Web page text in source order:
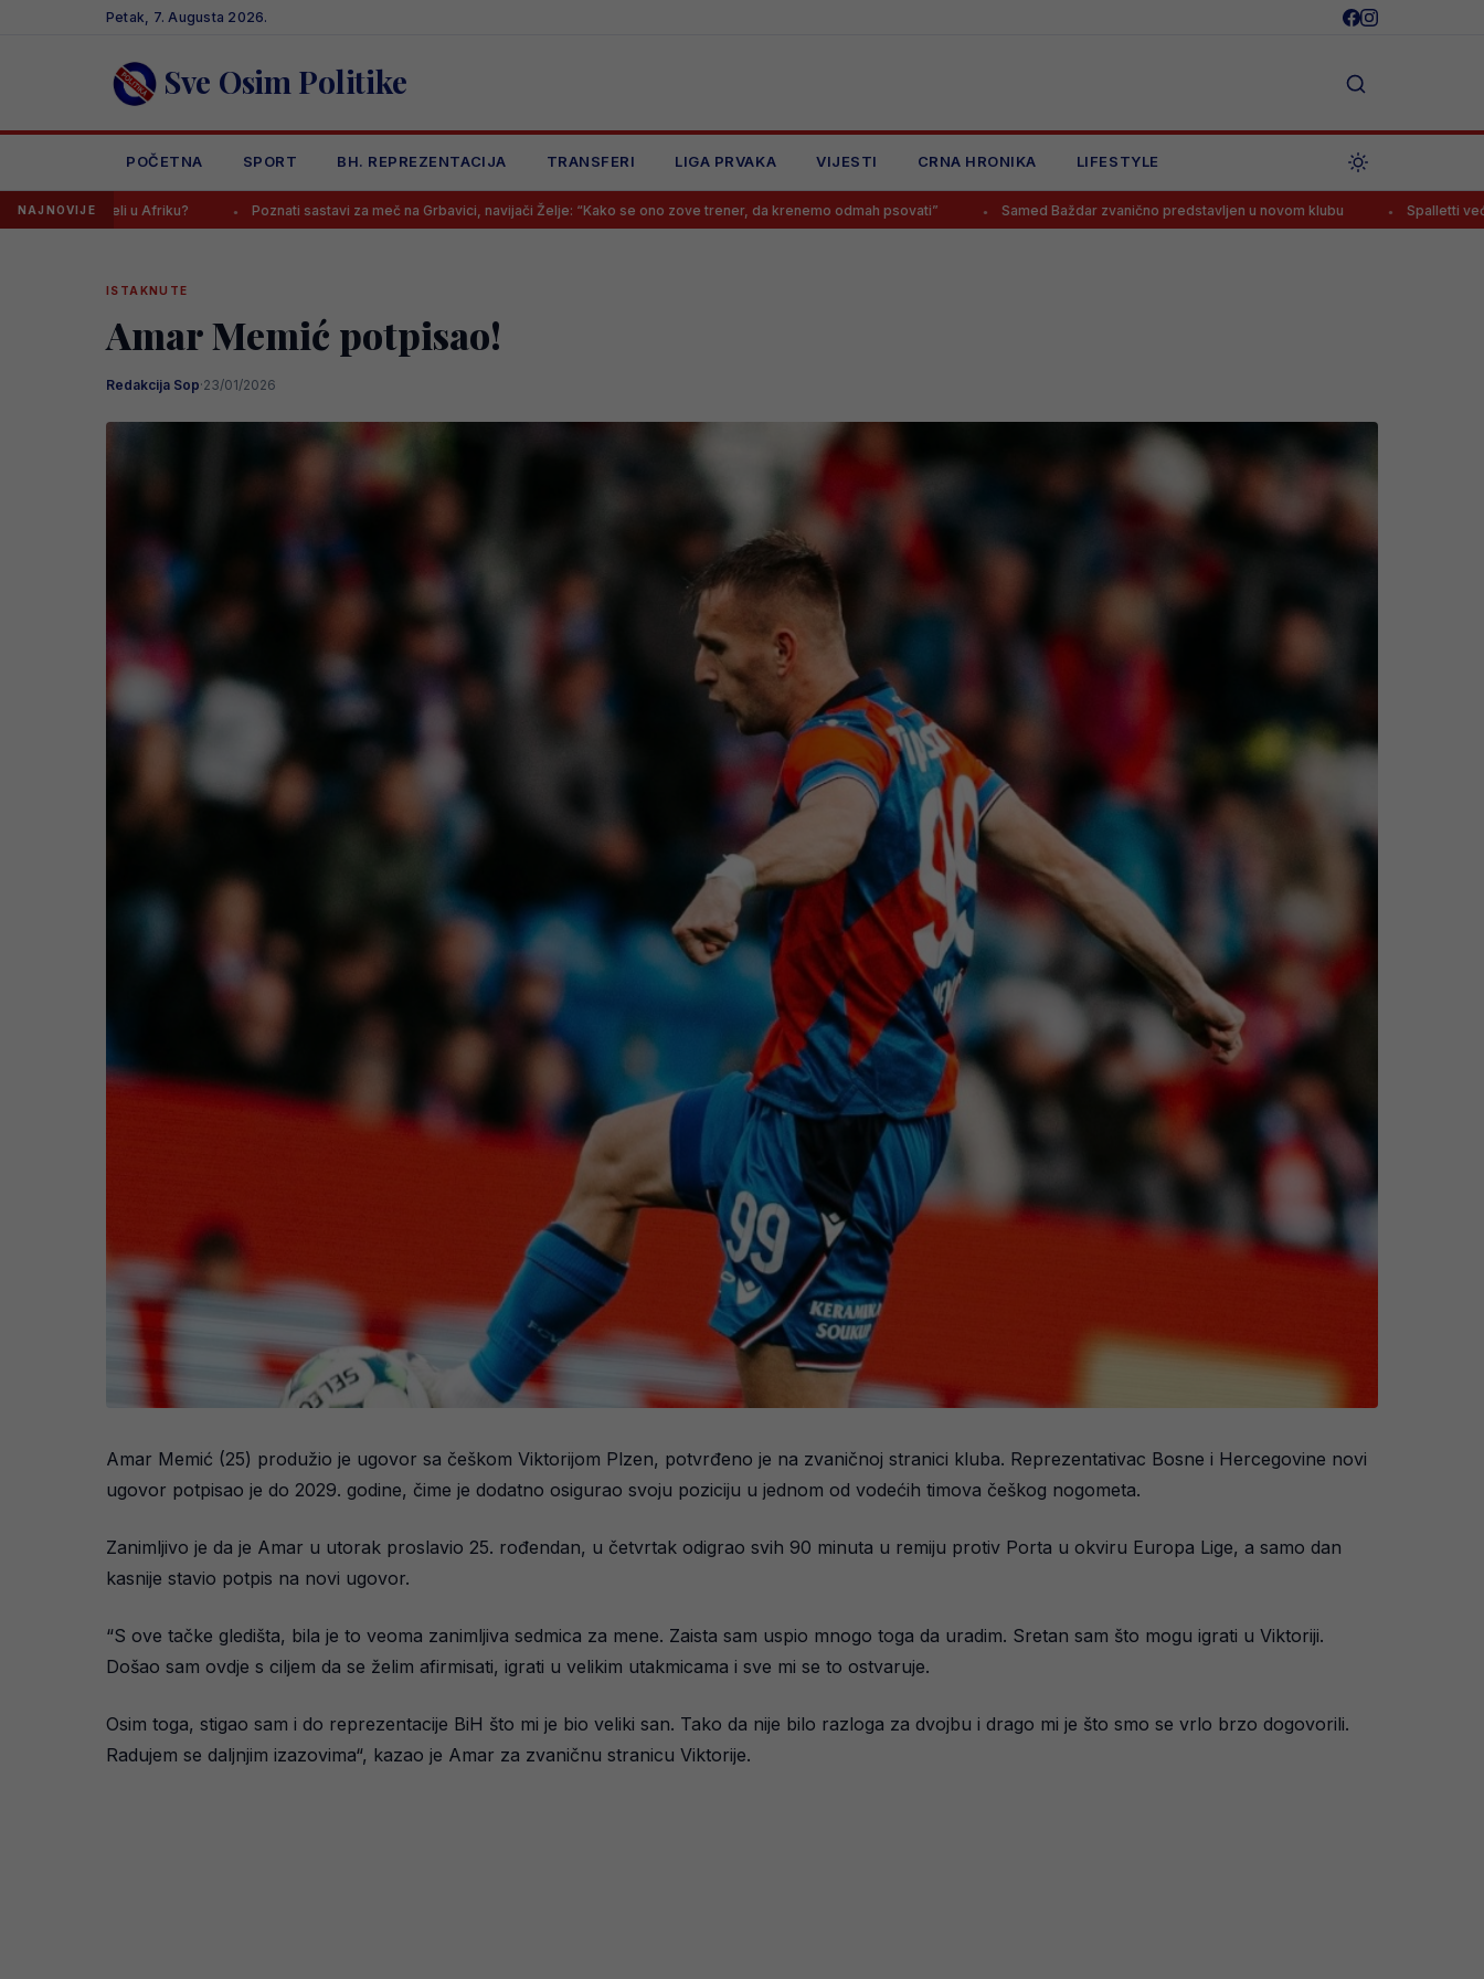
Petak, 7. Augusta 2026.
Sve Osim Politike
POČETNA SPORT BH. REPREZENTACIJA TRANSFERI LIGA PRVAKA VIJESTI CRNA HRONIKA LIFESTYLE
NAJNOVIJE Poznati sastavi za meč na Grbavici, navijači Želje: “Kako se ono zove trener, da krenemo odmah psovati” Samed Baždar zvanično predstavljen u novom klubu Spalletti već odlučio hoće li
ISTAKNUTE
Amar Memić potpisao!
Redakcija Sop·23/01/2026
Amar Memić (25) produžio je ugovor sa češkom Viktorijom Plzen, potvrđeno je na zvaničnoj stranici kluba. Reprezentativac Bosne i Hercegovine novi
ugovor potpisao je do 2029. godine, čime je dodatno osigurao svoju poziciju u jednom od vodećih timova češkog nogometa.
Zanimljivo je da je Amar u utorak proslavio 25. rođendan, u četvrtak odigrao svih 90 minuta u remiju protiv Porta u okviru Europa Lige, a samo dan
kasnije stavio potpis na novi ugovor.
“S ove tačke gledišta, bila je to veoma zanimljiva sedmica za mene. Zaista sam uspio mnogo toga da uradim. Sretan sam što mogu igrati u Viktoriji.
Došao sam ovdje s ciljem da se želim afirmisati, igrati u velikim utakmicama i sve mi se to ostvaruje.
Osim toga, stigao sam i do reprezentacije BiH što mi je bio veliki san. Tako da nije bilo razloga za dvojbu i drago mi je što smo se vrlo brzo dogovorili.
Radujem se daljnjim izazovima“, kazao je Amar za zvaničnu stranicu Viktorije.